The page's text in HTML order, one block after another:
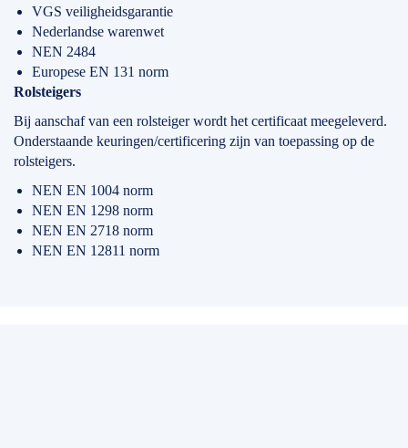
VGS veiligheidsgarantie
Nederlandse warenwet
NEN 2484
Europese EN 131 norm
Rolsteigers
Bij aanschaf van een rolsteiger wordt het certificaat meegeleverd.
Onderstaande keuringen/certificering zijn van toepassing op de
rolsteigers.
NEN EN 1004 norm
NEN EN 1298 norm
NEN EN 2718 norm
NEN EN 12811 norm